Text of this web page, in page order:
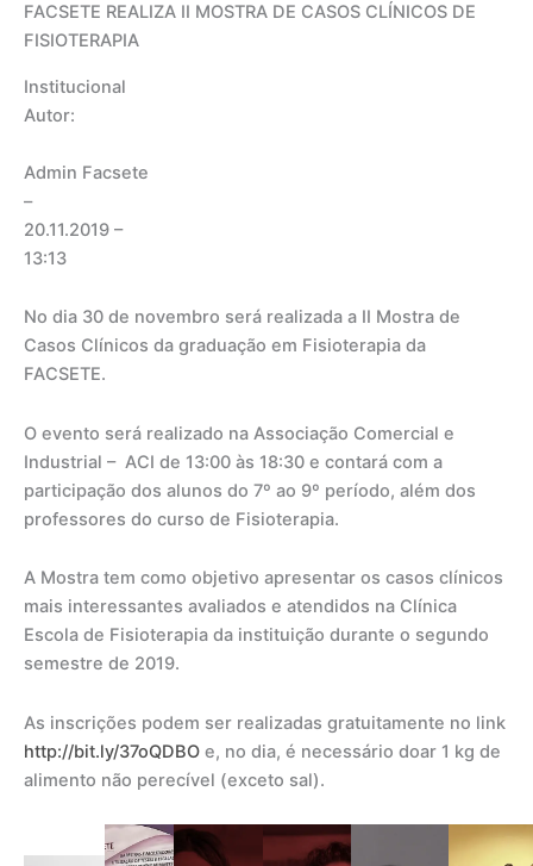
FACSETE REALIZA II MOSTRA DE CASOS CLÍNICOS DE
FISIOTERAPIA
Institucional
Autor:
Admin Facsete
–
20.11.2019 –
13:13
No dia 30 de novembro será realizada a II Mostra de
Casos Clínicos da graduação em Fisioterapia da
FACSETE.
O evento será realizado na Associação Comercial e
Industrial – ACI de 13:00 às 18:30 e contará com a
participação dos alunos do 7º ao 9º período, além dos
professores do curso de Fisioterapia.
A Mostra tem como objetivo apresentar os casos clínicos
mais interessantes avaliados e atendidos na Clínica
Escola de Fisioterapia da instituição durante o segundo
semestre de 2019.
As inscrições podem ser realizadas gratuitamente no link
http://bit.ly/37oQDBO e, no dia, é necessário doar 1 kg de
alimento não perecível (exceto sal).